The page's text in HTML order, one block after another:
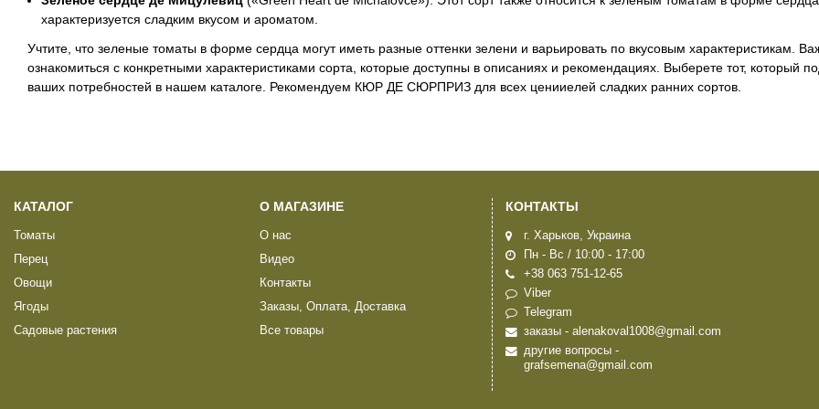
характеризуется сладким вкусом и ароматом.
Учтите, что зеленые томаты в форме сердца могут иметь разные оттенки зелени и варьировать по вкусовым характеристикам.
ознакомиться с конкретными характеристиками сорта, которые доступны в описаниях и рекомендациях. Выберете тот, который
ваших потребностей в нашем каталоге. Рекомендуем КЮР ДЕ СЮРПРИЗ для всех ценииелей сладких ранних сортов.
КАТАЛОГ
Томаты
Перец
Овощи
Ягоды
Садовые растения
О МАГАЗИНЕ
О нас
Видео
Контакты
Заказы, Оплата, Доставка
Все товары
КОНТАКТЫ
г. Харьков, Украина
Пн - Вс / 10:00 - 17:00
+38 063 751-12-65
Viber
Telegram
заказы - alenakoval1008@gmail.com
другие вопросы -
grafsemena@gmail.com